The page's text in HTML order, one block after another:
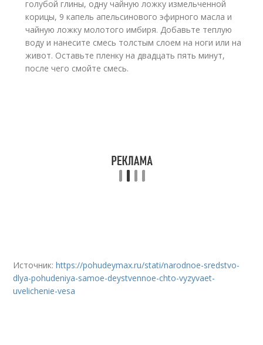
голубой глины, одну чайную ложку измельченной
корицы, 9 капель апельсинового эфирного масла и
чайную ложку молотого имбиря. Добавьте теплую
воду и нанесите смесь толстым слоем на ноги или на
живот. Оставьте пленку на двадцать пять минут,
после чего смойте смесь.
Источник:https://pohudeymax.ru/stati/narodnoe-sredstvo-
dlya-pohudeniya-samoe-deystvennoe-chto-vyzyvaet-
uvelichenie-vesa